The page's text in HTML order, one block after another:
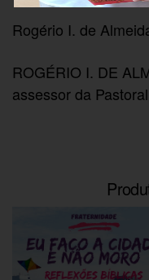
Rogério I. de
ROGÉRIO I. DE
assessor da